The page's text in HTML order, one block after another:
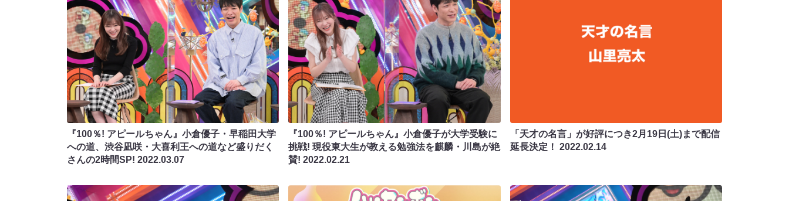
『100％! アピールちゃん』小倉優子・早稲田大学
への道、渋谷凪咲・大喜利王への道など盛りだく
さんの2時間SP! 2022.03.07
『100％! アピールちゃん』小倉優子が大学受験に
挑戦! 現役東大生が教える勉強法を麒麟・川島が絶
賛!2022.02.21
「天才の名言」が好評につき2月19日(土)まで配信
延長決定！ 2022.02.14